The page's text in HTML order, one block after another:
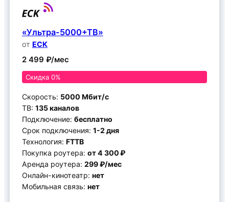
«Ультра-5000+ТВ»
от ЕСК
2 499 ₽/мес
Скидка 0%
Скорость: 5000 Мбит/с
ТВ: 135 каналов
Подключение: бесплатно
Срок подключения: 1-2 дня
Технология: FTTB
Покупка роутера: от 4 300 ₽
Аренда роутера: 299 ₽/мес
Онлайн-кинотеатр: нет
Мобильная связь: нет